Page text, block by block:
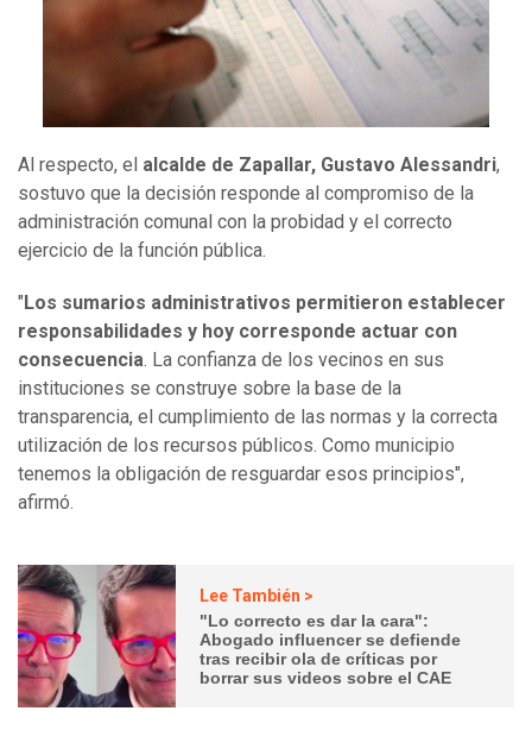
Al respecto, el alcalde de Zapallar, Gustavo Alessandri,
sostuvo que la decisión responde al compromiso de la
administración comunal con la probidad y el correcto
ejercicio de la función pública.
" Los sumarios administrativos permitieron establecer
responsabilidades y hoy corresponde actuar con
consecuencia. La confianza de los vecinos en sus
instituciones se construye sobre la base de la
transparencia, el cumplimiento de las normas y la correcta
utilización de los recursos públicos. Como municipio
tenemos la obligación de resguardar esos principios",
afirmó.
Lee También >
"Lo correcto es dar la cara":
Abogado influencer se defiende
tras recibir ola de críticas por
borrar sus videos sobre el CAE